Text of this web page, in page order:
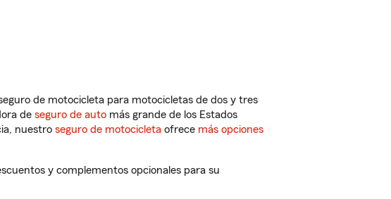
de motocicleta para motocicletas de dos y tres
de seguro de auto más grande de los Estados
nuestro seguro de motocicleta ofrece más opciones
y complementos opcionales para su